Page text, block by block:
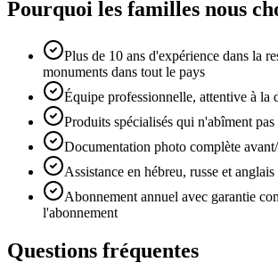
Pourquoi les familles nous
Plus de 10 ans d'expérience dans la
monuments dans tout le pays
Équipe professionnelle, attentive à la
Produits spécialisés qui n'abîment
Documentation photo complète
Assistance en hébreu, russe et anglais
Abonnement annuel avec garantie
l'abonnement
Questions fréquentes